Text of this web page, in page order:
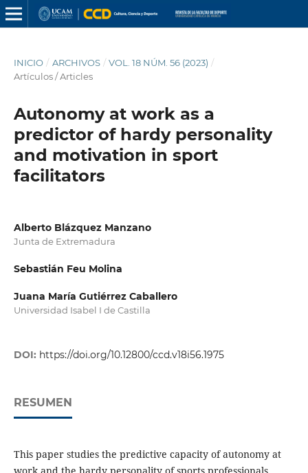
INICIO / ARCHIVOS / VOL. 18 NÚM. 56 (2023) /
Artículos / Articles
Autonomy at work as a
predictor of hardy personality
and motivation in sport
facilitators
Alberto Blázquez Manzano
Junta de Extremadura
Sebastián Feu Molina
Juana María Gutiérrez Caballero
Universidad Isabel I de Castilla
DOI: https://doi.org/10.12800/ccd.v18i56.1975
RESUMEN
This paper studies the predictive capacity of autonomy at